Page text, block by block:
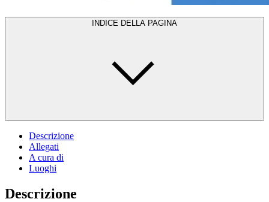
INDICE DELLA PAGINA
Descrizione
Allegati
A cura di
Luoghi
Descrizione